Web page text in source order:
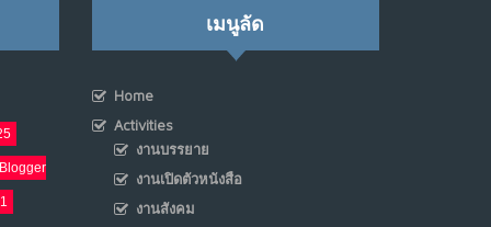
อินโดนีเซีย กับเกมอำนาจที่มองไม่เห็น
Blogger
เมนูลัด
Home
Activities
งานบรรยาย
งานเปิดตัวหนังสือ
งานสังคม